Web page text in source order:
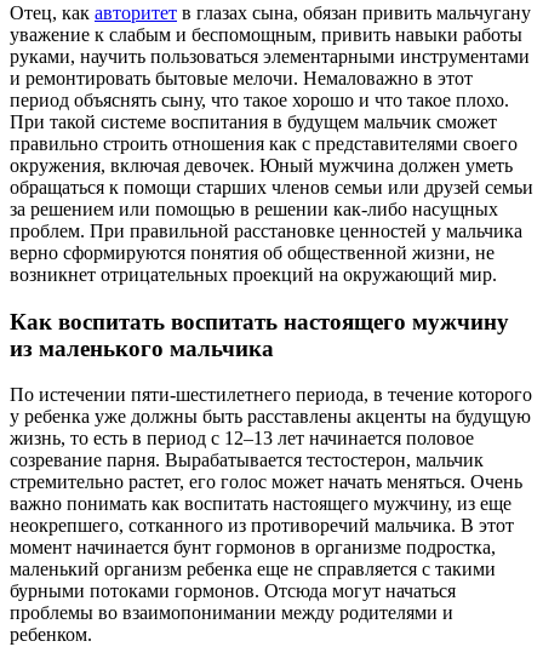
Отец, как авторитет в глазах сына, обязан привить мальчугану
уважение к слабым и беспомощным, привить навыки работы
руками, научить пользоваться элементарными инструментами
и ремонтировать бытовые мелочи. Немаловажно в этот
период объяснять сыну, что такое хорошо и что такое плохо.
При такой системе воспитания в будущем мальчик сможет
правильно строить отношения как с представителями своего
окружения, включая девочек. Юный мужчина должен уметь
обращаться к помощи старших членов семьи или друзей семьи
за решением или помощью в решении как-либо насущных
проблем. При правильной расстановке ценностей у мальчика
верно сформируются понятия об общественной жизни, не
возникнет отрицательных проекций на окружающий мир.
Как воспитать воспитать настоящего мужчину
из маленького мальчика
По истечении пяти-шестилетнего периода, в течение которого
у ребенка уже должны быть расставлены акценты на будущую
жизнь, то есть в период с 12–13 лет начинается половое
созревание парня. Вырабатывается тестостерон, мальчик
стремительно растет, его голос может начать меняться. Очень
важно понимать как воспитать настоящего мужчину, из еще
неокрепшего, сотканного из противоречий мальчика. В этот
момент начинается бунт гормонов в организме подростка,
маленький организм ребенка еще не справляется с такими
бурными потоками гормонов. Отсюда могут начаться
проблемы во взаимопонимании между родителями и
ребенком.